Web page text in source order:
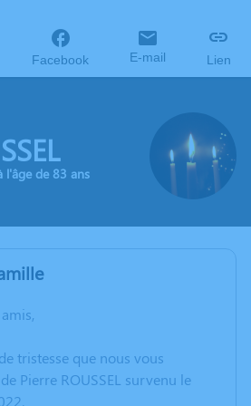
Facebook E-mail Lien
l'âge de 83 ans
tristesse que nous vous
Pierre ROUSSEL survenu le